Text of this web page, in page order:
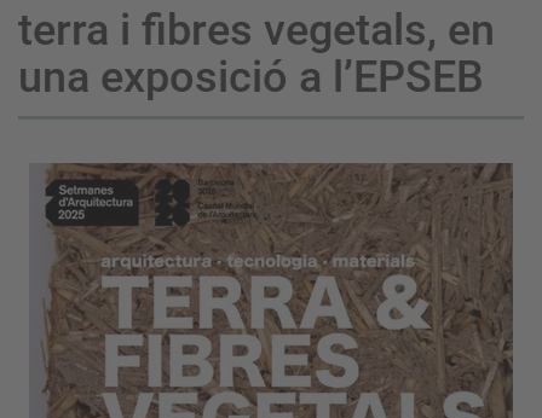
terra i fibres vegetals, en
una exposició a l’EPSEB